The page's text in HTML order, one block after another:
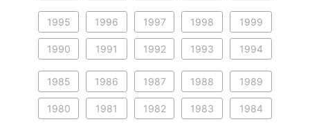
1995 1996 1997 1998 1999
1990 1991 1992 1993 1994
1985 1986 1987 1988 1989
1980 1981 1982 1983 1984